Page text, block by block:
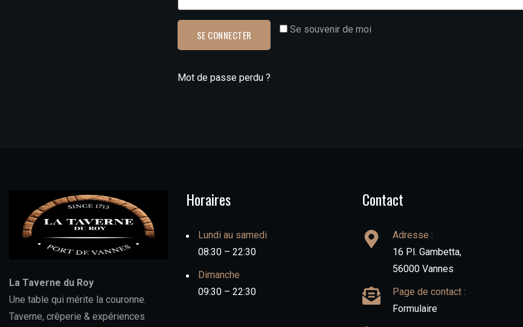
Se souvenir de moi
SE CONNECTER
Mot de passe perdu ?
La Taverne du Roy
Une table qui mérite la couronne.
Taverne, crêperie & expériences
Horaires
Lundi au samedi
08:30 – 22:30
Dimanche
09:30 – 22:30
Contact
Adresse :
16 Pl. Gambetta,
56000 Vannes
Page de contact :
Formulaire